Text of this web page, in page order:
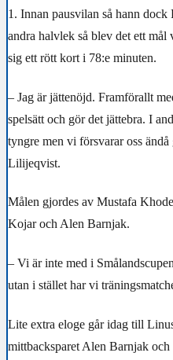
1. Innan pausvilan så hann
andra halvlek så blev det ett mål
sig ett rött kort i 78:e minuten.
– Jag är jättenöjd. Framförallt
spelsätt och gör det jättebra. I
tyngre men vi försvarar oss ändå
Lilijeqvist.
Målen gjordes av Mustafa
Kojar och Alen Barnjak.
– Vi är inte med i
utan i stället har vi
Lite extra eloge går idag till
mittbacksparet Alen Barnjak